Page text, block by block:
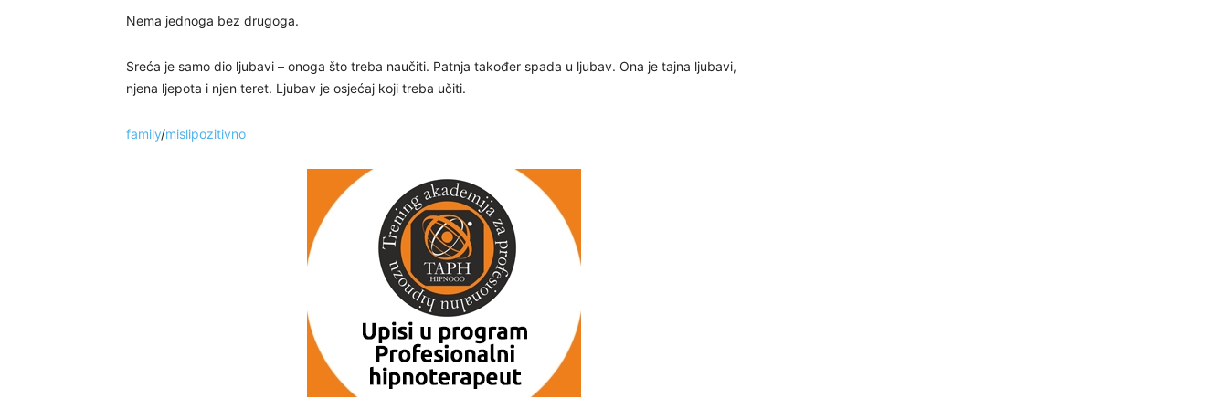
Nema jednoga bez drugoga.
Sreća je samo dio ljubavi – onoga što treba naučiti. Patnja također spada u ljubav. Ona je tajna ljubavi,
njena ljepota i njen teret. Ljubav je osjećaj koji treba učiti.
family/mislipozitivno